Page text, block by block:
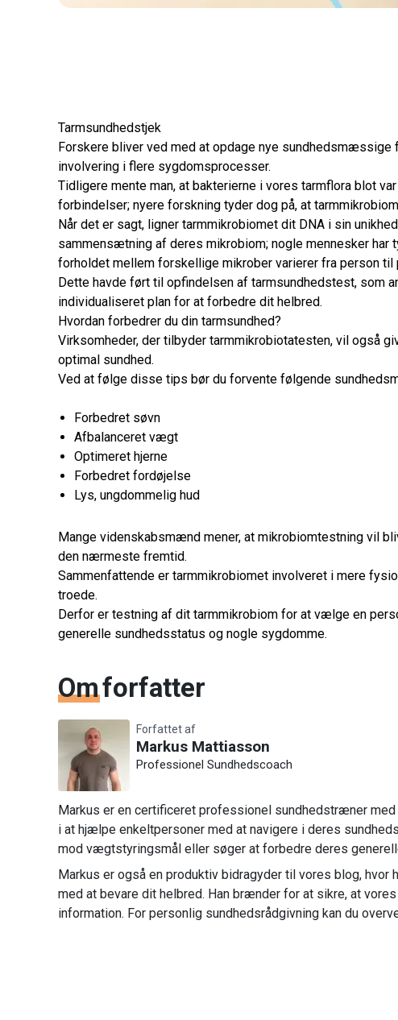
Tarmsundhedstjek
Forskere bliver ved med at opdage nye
involvering i flere sygdomsprocesser.
Tidligere mente man, at bakterierne i vores tarmflora blot
forbindelser; nyere forskning tyder dog på, at
Når det er sagt, ligner tarmmikrobiomet dit DNA i sin
sammensætning af deres mikrobiom; nogle mennesker har
forholdet mellem forskellige mikrober varierer fra person til
Dette havde ført til opfindelsen af ​​tarmsundhedstest, som
individualiseret plan for at forbedre dit helbred.
Hvordan forbedrer du din tarmsundhed?
Virksomheder, der tilbyder tarmmikrobiotatesten, vil også
optimal sundhed.
Ved at følge disse tips bør du forvente følgende
Forbedret søvn
Afbalanceret vægt
Optimeret hjerne
Forbedret fordøjelse
Lys, ungdommelig hud
Mange videnskabsmænd mener, at mikrobiomtestning vil
den nærmeste fremtid.
Sammenfattende er tarmmikrobiomet involveret i mere
troede.
Derfor er testning af dit tarmmikrobiom for at vælge en
generelle sundhedsstatus og nogle sygdomme.
Omforfatter
Forfattet af
Markus Mattiasson
Professionel Sundhedscoach
Markus er en certificeret professionel sundhedstræner
i at hjælpe enkeltpersoner med at navigere i deres
mod vægtstyringsmål eller søger at forbedre deres
Markus er også en produktiv bidragyder til vores blog,
med at bevare dit helbred. Han brænder for at sikre, at
information. For personlig sundhedsrådgivning kan du